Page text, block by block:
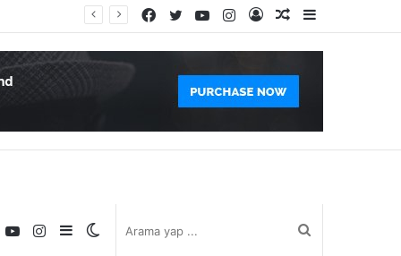
Bölmesi
Rastgele
Makale
Kayıt
Ol
Instagram
YouTube
Twitter
Facebook
Kenar
Instagram
YouTube